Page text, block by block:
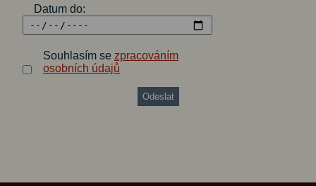
Datum do:
Souhlasím se zpracováním
osobních údajů